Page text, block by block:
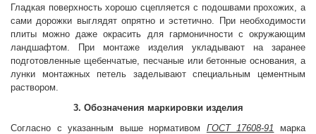
Гладкая поверхность хорошо сцепляется с подошвами прохожих, а
сами дорожки выглядят опрятно и эстетично. При необходимости
плиты можно даже окрасить для гармоничности с окружающим
ландшафтом. При монтаже изделия укладывают на заранее
подготовленные щебенчатые, песчаные или бетонные основания, а
лунки монтажных петель заделывают специальным цементным
раствором.
3. Обозначения маркировки изделия
Согласно с указанным выше нормативом ГОСТ 17608-91 марка